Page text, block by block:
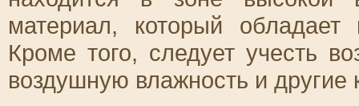
материал, который обладает
Кроме того, следует учесть
воздушную влажность и другие